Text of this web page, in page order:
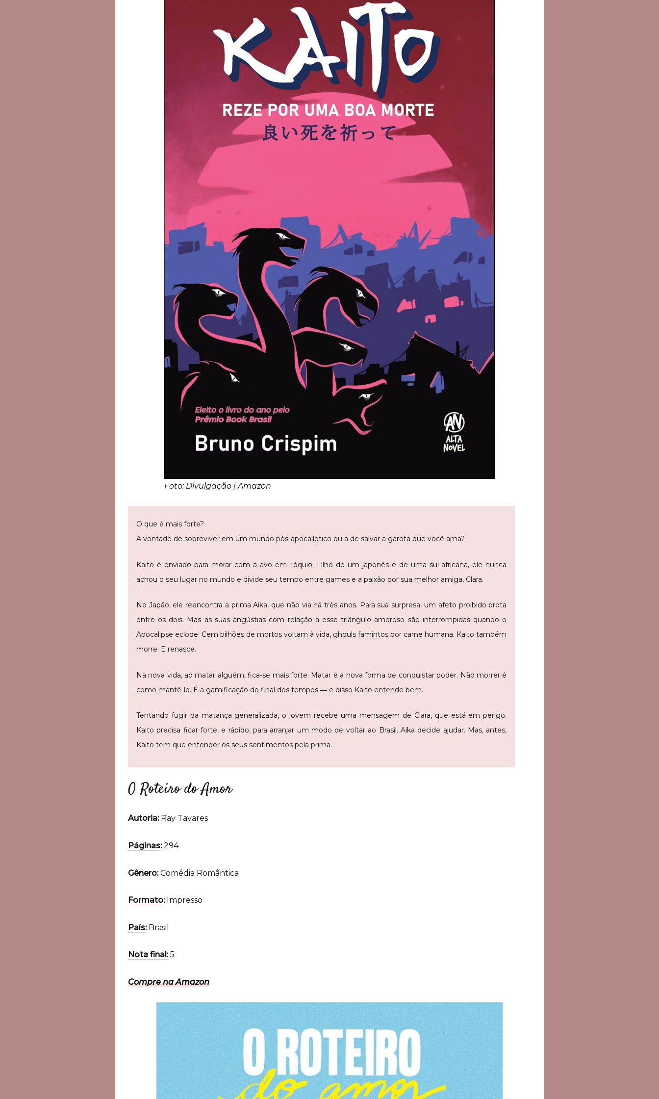
Foto: Divulgação | Amazon
O que é mais forte?
A vontade de sobreviver em um mundo pós-apocalíptico ou a de salvar a garota que você ama?
Kaito é enviado para morar com a avó em Tóquio. Filho de um japonês e de uma sul-africana, ele nunca
achou o seu lugar no mundo e divide seu tempo entre games e a paixão por sua melhor amiga, Clara.
No Japão, ele reencontra a prima Aika, que não via há três anos. Para sua surpresa, um afeto proibido brota
entre os dois. Mas as suas angústias com relação a esse triângulo amoroso são interrompidas quando o
Apocalipse eclode. Cem bilhões de mortos voltam à vida, ghouls famintos por carne humana. Kaito também
morre. E renasce.
Na nova vida, ao matar alguém, fica-se mais forte. Matar é a nova forma de conquistar poder. Não morrer é
como mantê-lo. É a gamificação do final dos tempos ― e disso Kaito entende bem.
Tentando fugir da matança generalizada, o jovem recebe uma mensagem de Clara, que está em perigo.
Kaito precisa ficar forte, e rápido, para arranjar um modo de voltar ao Brasil. Aika decide ajudar. Mas, antes,
Kaito tem que entender os seus sentimentos pela prima.
O Roteiro do Amor
Autoria:Ray Tavares
Páginas:294
Gênero:Comédia Romântica
Formato: Impresso
País:Brasil
Nota final:5
Compre na Amazon